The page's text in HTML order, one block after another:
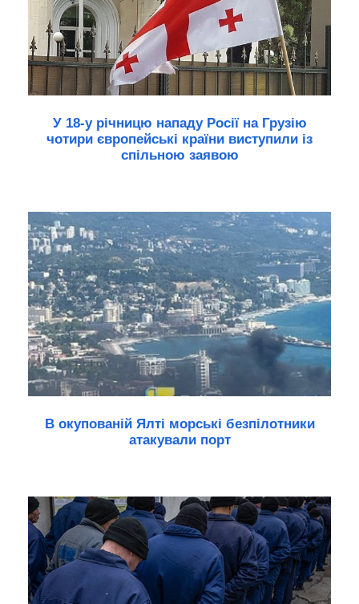
У 18-у річницю нападу Росії на Грузію
чотири європейські країни виступили із
спільною заявою
В окупованій Ялті морські безпілотники
атакували порт